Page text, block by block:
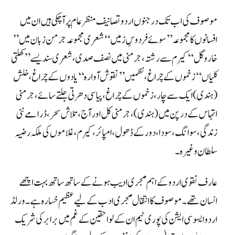
موصوف کی اب تک درجنوں اردو تصانیف منظر عام پر آچکی ہیں ان میں
افسانوں کا مجمو عہ’’ سوئے فردوسِ زمیں‘‘شعری مجموعہ جرمن زبان میں ’’
خارو گل ‘‘ کیرم سے رشتہ،جرمنی میں نصف صدی ،شعری سندیسے’’ کھلتی
کلیاں‘‘زخموں کے چراغ ، نظمیں’’ نقوش آوارہ ‘‘یادوں کے چراغ،خلش
(ہندی) ایک سے چار،زخموں کے چراغ،پیاسی دھرتی جلتے سائے،جرمنی
اتہاس کے درپن میں(ہندی) ،جرمنی کل اور آج،تلاش سحر ،ڈرامے نئی
زندگی، سوانگ،سودا،دور کے ڈھول ،امپائر ،کیرم ،غلاموں کی ملکہ رضیہ
سلطان وغیرہ ۔
عارف نقوی اردو کے اہم مہجری ادیب ہونے کے ساتھ ساتھ بہت اچھے
انسان تھے ۔ موصوف کا انتقال مہجری ادب کے لیےعظیم خسارہ ہے۔ ورلڈ
اردو ایسوسی ایشن کی پوری ٹیم ان کے لواحقین کے غم میں برابر کی شریک